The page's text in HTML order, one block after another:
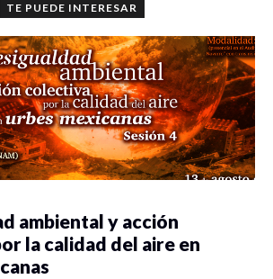
TE PUEDE INTERESAR
ambiental y acción
la calidad del aire en